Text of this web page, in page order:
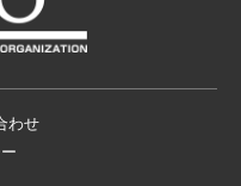
わせ